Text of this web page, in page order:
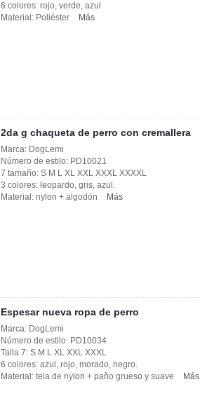
6 colores: rojo, verde, azul
Material: Poliéster
Más
2da g chaqueta de perro con cremallera
Marca: DogLemi
Número de estilo: PD10021
7 tamaño: S M L XL XXL XXXL XXXXL
3 colores: leopardo, gris, azul.
Material: nylon + algodón
Más
Espesar nueva ropa de perro
Marca: DogLemi
Número de estilo: PD10034
Talla 7: S M L XL XXL XXXL
6 colores: azul, rojo, morado, negro.
Material: tela de nylon + paño grueso y suave
Más